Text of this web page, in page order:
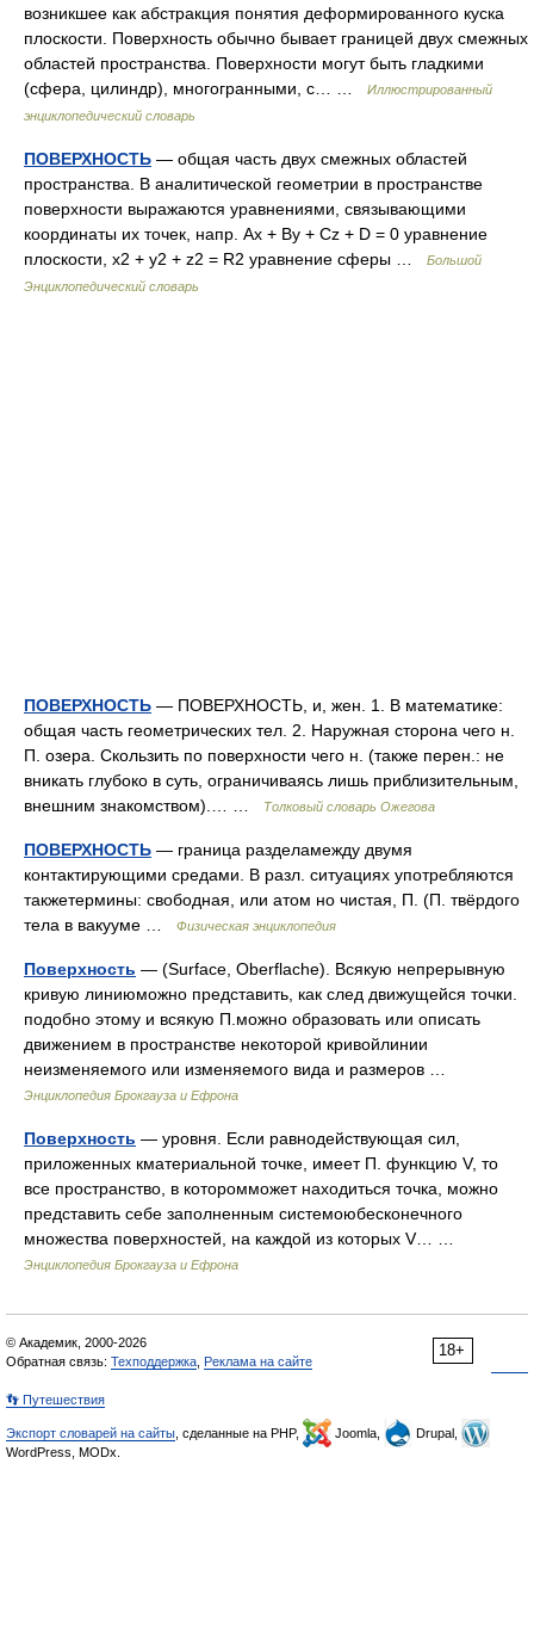
возникшее как абстракция понятия деформированного куска
плоскости. Поверхность обычно бывает границей двух смежных
областей пространства. Поверхности могут быть гладкими
(сфера, цилиндр), многогранными, с… …
Иллюстрированный
энциклопедический словарь
ПОВЕРХНОСТЬ — общая часть двух смежных областей
пространства. В аналитической геометрии в пространстве
поверхности выражаются уравнениями, связывающими
координаты их точек, напр. Ax + By + Cz + D = 0 уравнение
плоскости, x2 + y2 + z2 = R2 уравнение сферы …
Большой
Энциклопедический словарь
ПОВЕРХНОСТЬ — ПОВЕРХНОСТЬ, и, жен. 1. В математике:
общая часть геометрических тел. 2. Наружная сторона чего н.
П. озера. Скользить по поверхности чего н. (также перен.: не
вникать глубоко в суть, ограничиваясь лишь приблизительным,
внешним знакомством).… …
Толковый словарь Ожегова
ПОВЕРХНОСТЬ — граница разделамежду двумя
контактирующими средами. В разл. ситуациях употребляются
такжетермины: свободная, или атом но чистая, П. (П. твёрдого
тела в вакууме …
Физическая энциклопедия
Поверхность — (Surface, Oberflache). Всякую непрерывную
кривую линиюможно представить, как след движущейся точки.
подобно этому и всякую П.можно образовать или описать
движением в пространстве некоторой кривойлинии
неизменяемого или изменяемого вида и размеров …
Энциклопедия Брокгауза и Ефрона
Поверхность — уровня. Если равнодействующая сил,
приложенных кматериальной точке, имеет П. функцию V, то
все пространство, в которомможет находиться точка, можно
представить себе заполненным системоюбесконечного
множества поверхностей, на каждой из которых V… …
Энциклопедия Брокгауза и Ефрона
18+
© Академик, 2000-2026
Обратная связь: Техподдержка Реклама на сайте
👣 Путешествия
Экспорт словарей на сайты , сделанные на PHP, Joomla,
Drupal,
WordPress, MODx.